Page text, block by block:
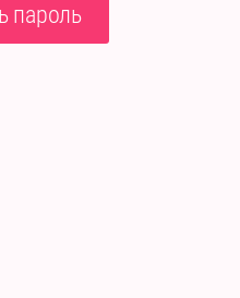
пароль